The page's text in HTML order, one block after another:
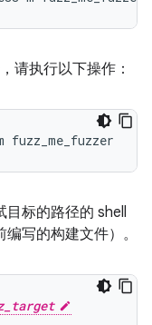
请执行以下操作：
目标的路径的 shell
写的构建文件）。